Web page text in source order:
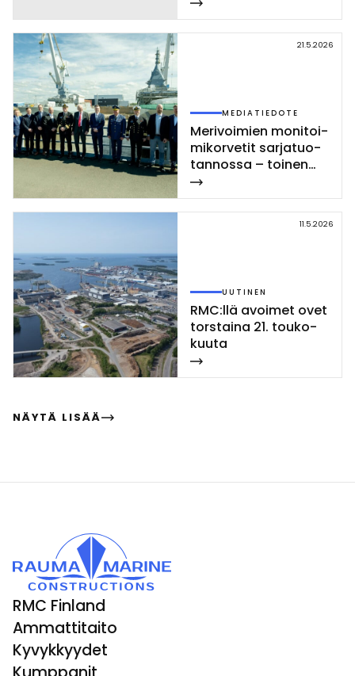
21.5.2026
MEDIATIEDOTE
Me­ri­voi­mien mo­ni­toi­
mi­kor­ve­tit sar­ja­tuo­
tan­nos­sa – toi­nen
Poh­jan­maa-luo­kan
kor­vet­ti las­ket­tiin ve­
sil­le Rau­mal­la
11.5.2026
UUTINEN
RMC:llä avoi­met ovet
tors­tai­na 21. tou­ko­
kuu­ta
NÄYTÄ LISÄÄ
RMC Finland
Ammattitaito
Kyvykkyydet